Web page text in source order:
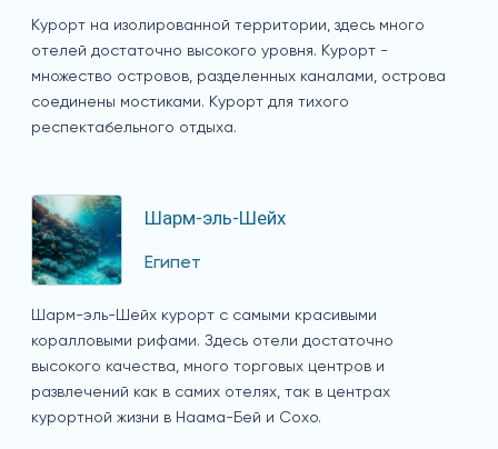
Курорт на изолированной территории, здесь много
отелей достаточно высокого уровня. Курорт -
множество островов, разделенных каналами, острова
соединены мостиками. Курорт для тихого
респектабельного отдыха.
Шарм-эль-Шейх
Египет
Шарм-эль-Шейх курорт с самыми красивыми
коралловыми рифами. Здесь отели достаточно
высокого качества, много торговых центров и
развлечений как в самих отелях, так в центрах
курортной жизни в Наама-Бей и Сохо.